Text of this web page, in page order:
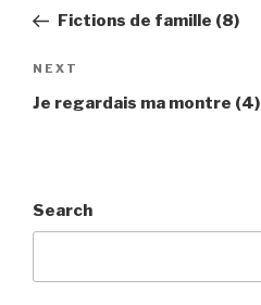
PostFictions de famille (8)
Next
Post
NEXT
Je regardais ma montre (4)
Search